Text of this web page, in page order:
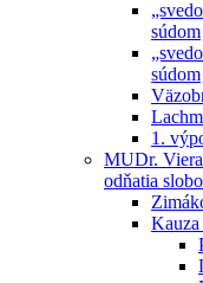
súdom
súdom
1.
MUDr.
odňatia